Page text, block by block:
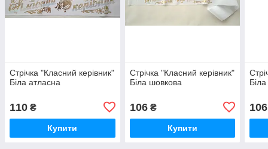
Стрічка "Класний керівник"
Біла атласна
110 ₴
Купити
Стрічка "Класний керівник"
Біла шовкова
106₴
Купити
106